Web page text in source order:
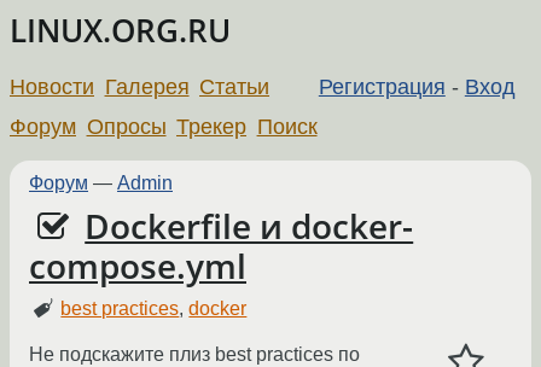
LINUX.ORG.RU
Регистрация - Вход
Новости Галерея Статьи
Форум Опросы Трекер Поиск
Форум — Admin
Dockerfile и docker-
compose.yml
best practices,docker
Не подскажите плиз best practices по